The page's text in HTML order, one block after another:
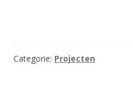
Categorie: Projecten